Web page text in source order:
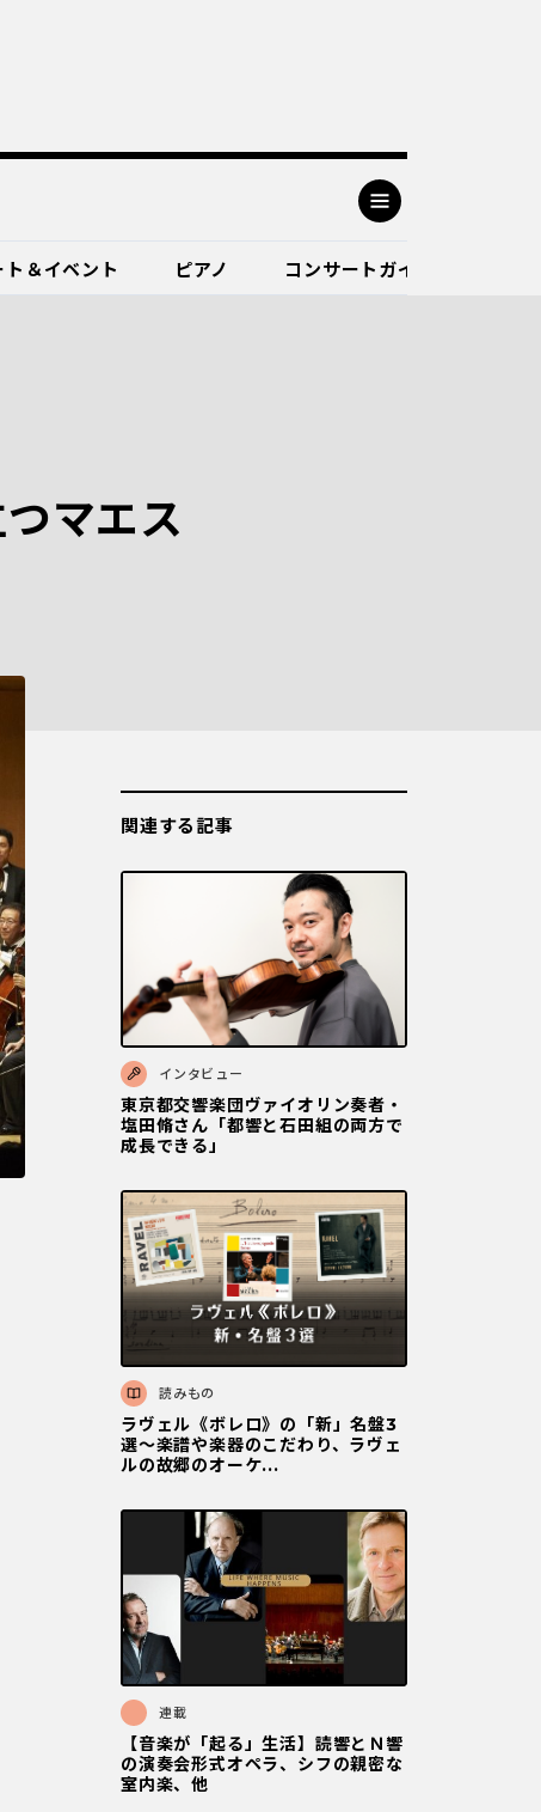
ト＆イベント ピアノ コンサートガイド
マエス
関連する記事
インタビュー
東京都交響楽団ヴァイオリン奏者・
塩田脩さん「都響と石田組の両方で
成長できる」
読みもの
ラヴェル《ボレロ》の「新」名盤3
選〜楽譜や楽器のこだわり、ラヴェ
ルの故郷のオーケ...
連載
【音楽が「起る」生活】読響とＮ響
の演奏会形式オペラ、シフの親密な
室内楽、他